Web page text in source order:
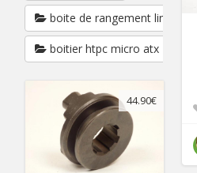
boite de rangement linge
boitier htpc micro atx
44.90€